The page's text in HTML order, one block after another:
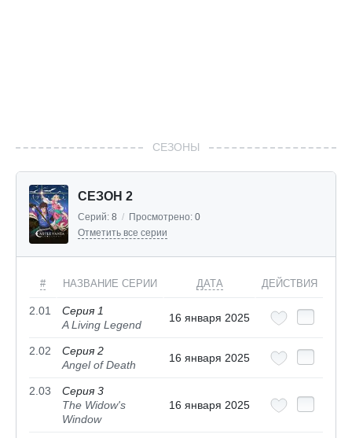
СЕЗОНЫ
СЕЗОН 2
Серий: 8 / Просмотрено: 0
Отметить все серии
# НАЗВАНИЕ СЕРИИ ДАТА ДЕЙСТВИЯ
2.01
Серия 1
A Living Legend
16 января 2025
2.02
Серия 2
Angel of Death
16 января 2025
2.03
Серия 3
The Widow's
Window
16 января 2025